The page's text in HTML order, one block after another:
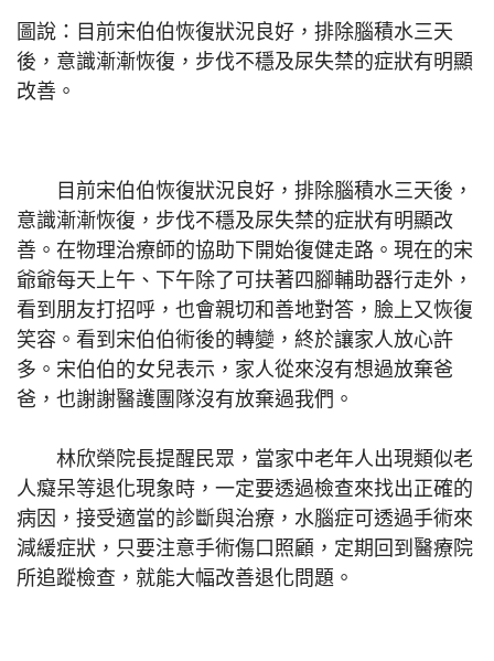
圖說：目前宋伯伯恢復狀況良好，排除腦積水三天
後，意識漸漸恢復，步伐不穩及尿失禁的症狀有明顯
改善。
目前宋伯伯恢復狀況良好，排除腦積水三天後，
意識漸漸恢復，步伐不穩及尿失禁的症狀有明顯改
善。在物理治療師的協助下開始復健走路。現在的宋
爺爺每天上午、下午除了可扶著四腳輔助器行走外，
看到朋友打招呼，也會親切和善地對答，臉上又恢復
笑容。看到宋伯伯術後的轉變，終於讓家人放心許
多。宋伯伯的女兒表示，家人從來沒有想過放棄爸
爸，也謝謝醫護團隊沒有放棄過我們。
林欣榮院長提醒民眾，當家中老年人出現類似老
人癡呆等退化現象時，一定要透過檢查來找出正確的
病因，接受適當的診斷與治療，水腦症可透過手術來
減緩症狀，只要注意手術傷口照顧，定期回到醫療院
所追蹤檢查，就能大幅改善退化問題。